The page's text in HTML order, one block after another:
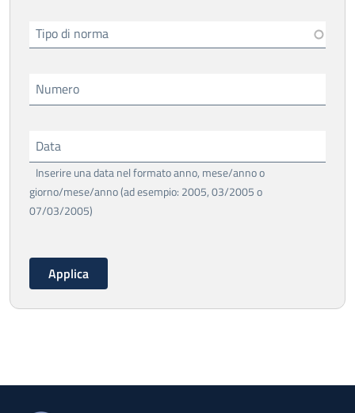
Tipo di norma
Numero
Data
Inserire una data nel formato anno, mese/anno o
giorno/mese/anno (ad esempio: 2005, 03/2005 o
07/03/2005)